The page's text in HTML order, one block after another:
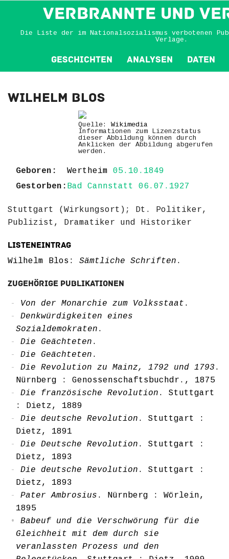
VERBRANNTE und
Die Liste der im Nationalsozialismus verbotenen
Verlage.
Geschichten Analysen Daten
Wilhelm Blos
Quelle: Wikimedia
Informationen zum Lizenzstatus
dieser Abbildung können durch
Anklicken der Abbildung abgerufen
werden.
Geboren: Wertheim 05.10.1849
Gestorben: Bad Cannstatt 06.07.1927
Stuttgart (Wirkungsort); Dt. Politiker,
Publizist, Dramatiker und Historiker
Listeneintrag
Wilhelm Blos: Sämtliche Schriften .
Zugehörige Publikationen
Von der Monarchie zum Volksstaat .
Denkwürdigkeiten eines
Sozialdemokraten .
Die Geächteten .
Die Geächteten .
Die Revolution zu Mainz, 1792 und 1793 .
Nürnberg : Genossenschaftsbuchdr., 1875
Die französische Revolution . Stuttgart
: Dietz, 1889
Die deutsche Revolution . Stuttgart :
Dietz, 1891
Die Deutsche Revolution . Stuttgart :
Dietz, 1893
Die deutsche Revolution . Stuttgart :
Dietz, 1893
Pater Ambrosius . Nürnberg : Wörlein,
1895
Babeuf und die Verschwörung für die
Gleichheit mit dem durch sie
veranlassten Prozess und den